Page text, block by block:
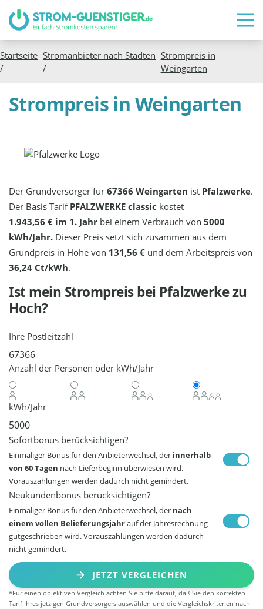
Startseite
/
Stromanbieter nach Städten
/
Strompreis in
Weingarten
Strompreis in Weingarten
Der Grundversorger für67366 Weingarten ist Pfalzwerke.
Der Basis Tarif PFALZWERKE classic kostet
1.943,56 € im 1. Jahr bei einem Verbrauch von5000
kWh/Jahr. Dieser Preis setzt sich zusammen aus dem
Grundpreis in Höhe von 131,56 € und dem Arbeitspreis von
36,24 Ct/kWh.
Ist mein Strompreis bei Pfalzwerkezu
Hoch?
Ihre Postleitzahl
Anzahl der Personen oder kWh/Jahr
kWh/Jahr
Sofortbonus berücksichtigen?
Einmaliger Bonus für den Anbieterwechsel, der innerhalb
von 60 Tagen nach Lieferbeginn überwiesen wird.
Vorauszahlungen werden dadurch nicht gemindert.
Neukundenbonus berücksichtigen?
Einmaliger Bonus für den Anbieterwechsel, der nach
einem vollen Belieferungsjahrauf der Jahresrechnung
gutgeschrieben wird. Vorauszahlungen werden dadurch
nicht gemindert.
JETZT VERGLEICHEN
*Für einen objektiven Vergleich achten Sie bitte darauf, daß Sie den korrekten
Tarif Ihres jetzigen Grundversorgers auswählen und die Vergleichskriterien nach